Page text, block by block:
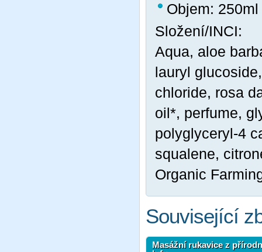
Objem: 250ml
Složení/INCI:
Aqua, aloe
lauryl
chloride, rosa
oil*, perfume,
polyglyceryl-4
squalene,
Organic
Související
Masážní rukavice z